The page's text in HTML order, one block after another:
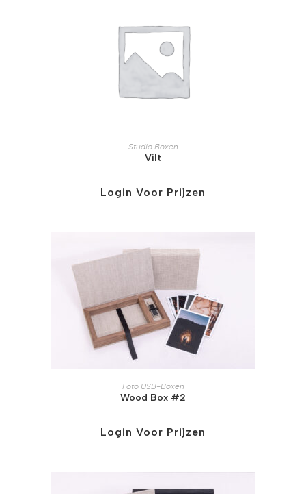
Studio Boxen
Vilt
Login Voor Prijzen
Foto USB-Boxen
Wood Box #2
Login Voor Prijzen